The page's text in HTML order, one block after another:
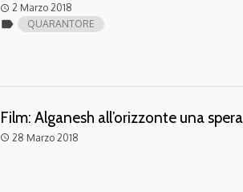
access_time 2 Marzo 2018
label QUARANTORE
Film: Alganesh all’orizzonte una
access_time 28 Marzo 2018